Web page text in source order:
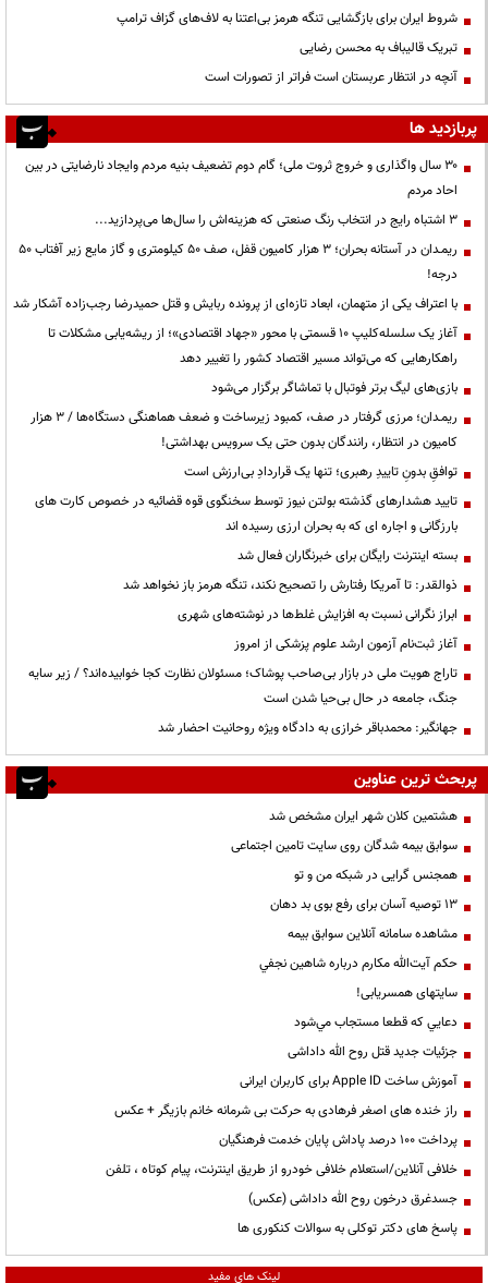
شروط ایران برای بازگشایی تنگه هرمز بی‌اعتنا به لاف‌های گزاف ترامپ
تبریک قالیباف به محسن رضایی
آنچه در انتظار عربستان است فراتر از تصورات است
پربازدید ها
۳۰ سال واگذاری و خروج ثروت ملی؛ گام دوم تضعیف بنیه مردم وایجاد نارضایتی در بین
احاد مردم
3 اشتباه رایج در انتخاب رنگ صنعتی که هزینه‌اش را سال‌ها می‌پردازید...
ریمـدان در آستانه بحران؛ ۳ هزار کامیون قفل، صف ۵۰ کیلومتری و گاز مایع زیر آفتاب ۵۰
درجه!
با اعتراف یکی از متهمان، ابعاد تازه‌ای از پرونده ربایش و قتل حمیدرضا رجب‌زاده آشکار شد
آغاز یک سلسله‌کلیپ ۱۰ قسمتی با محور «جهاد اقتصادی»؛ از ریشه‌یابی مشکلات تا
راهکارهایی که می‌تواند مسیر اقتصاد کشور را تغییر دهد
بازی‌های لیگ برتر فوتبال با تماشاگر برگزار می‌شود
ریمـدان؛ مرزی گرفتار در صف، کمبود زیرساخت و ضعف هماهنگی دستگاه‌ها / ۳ هزار
کامیون در انتظار، رانندگان بدون حتی یک سرویس بهداشتی!
توافقِ بدونِ تاییدِ رهبری؛ تنها یک قراردادِ بی‌ارزش است
تایید هشدارهای گذشته بولتن نیوز توسط سخنگوی قوه قضائیه در خصوص کارت های
بارزگانی و اجاره ای که به بحران ارزی رسیده اند
بسته اینترنت رایگان برای خبرنگاران فعال شد
ذوالقدر: تا آمریکا رفتارش را تصحیح نکند، تنگه هرمز باز نخواهد شد
ابراز نگرانی نسبت به افزایش غلط‌ها در نوشته‌های شهری
آغاز ثبت‌نام آزمون ارشد علوم پزشکی از امروز
تاراج هویت ملی در بازار بی‌صاحب پوشاک؛ مسئولان نظارت کجا خوابیده‌اند؟ / زیر سایه
جنگ، جامعه در حال بی‌حیا شدن است
جهانگیر: محمدباقر خرازی به دادگاه ویژه روحانیت احضار شد
پربحث ترین عناوین
هشتمین کلان شهر ایران مشخص شد
سوابق بیمه شدگان روی سایت تامین اجتماعی
همجنس گرایی در شبکه من و تو
13 توصیه آسان برای رفع بوی بد دهان
مشاهده سامانه آنلاين سوابق بیمه
حكم آيت‌الله مكارم درباره شاهين نجفي
سایتهای همسریابی!
دعايي كه قطعا مستجاب مي‌شود
جزئیات جدید قتل روح الله داداشی
آموزش ساخت Apple ID برای کاربران ایرانی
راز خنده های اصغر فرهادی به حرکت بی شرمانه خانم بازیگر + عکس
پرداخت ۱۰۰ درصد پاداش پایان خدمت فرهنگیان
خلافی آنلاین/استعلام خلافی خودرو از طریق اینترنت، پیام کوتاه ، تلفن
جسدغرق درخون روح الله داداشی (عکس)
پاسخ های دکتر توکلی به سوالات کنکوری ها
لینک های مفید